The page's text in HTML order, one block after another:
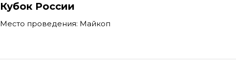
Кубок России
Место проведения: Майкоп